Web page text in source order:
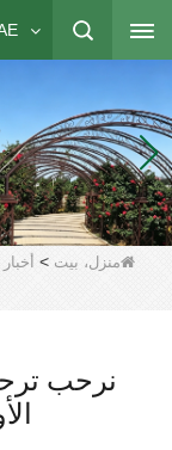
منزل، بيت > أخبار
نرحب